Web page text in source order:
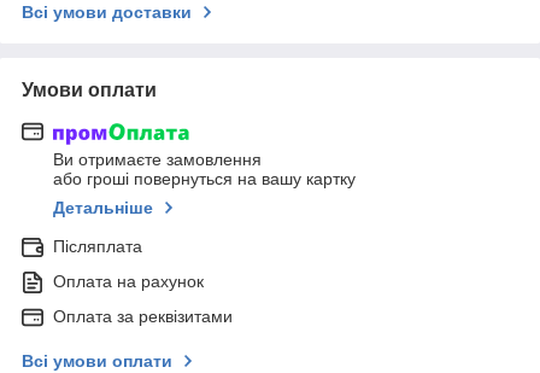
Всі умови доставки
Умови оплати
Ви отримаєте замовлення
або гроші повернуться на вашу картку
Детальніше
Післяплата
Оплата на рахунок
Оплата за реквізитами
Всі умови оплати